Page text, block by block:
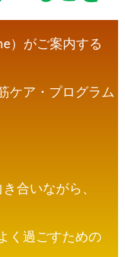
）がご案内する
ケア・プログラム
合いながら、
く過ごすための